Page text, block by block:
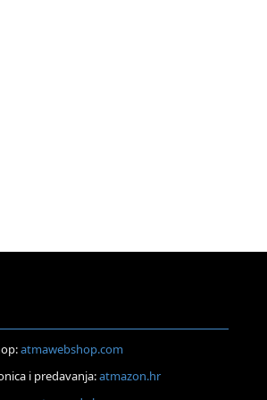
atmawebshop.com
i predavanja:atmazon.hr